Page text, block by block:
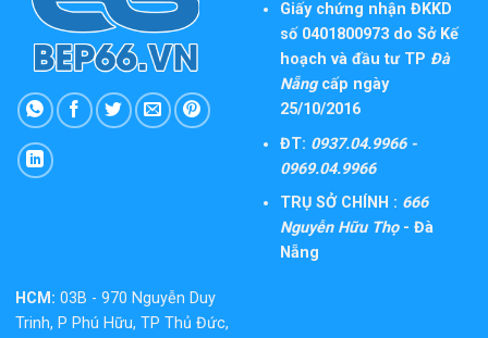
Giấy chứng nhận ĐKKD
số 0401800973 do Sở Kế
hoạch và đầu tư TP Đà
Nẵngcấp ngày
25/10/2016
ĐT: 0937.04.9966 -
0969.04.9966
TRỤ SỞ CHÍNH : 666
Nguyễn Hữu Thọ- Đà
Nẵng
HCM: 03B - 970 Nguyễn Duy
Trinh, P Phú Hữu, TP Thủ Đức,